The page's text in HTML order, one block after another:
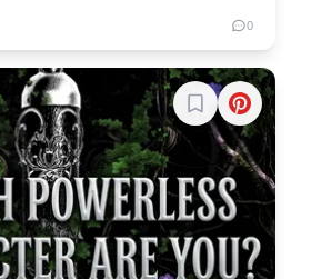
0
Connectez-